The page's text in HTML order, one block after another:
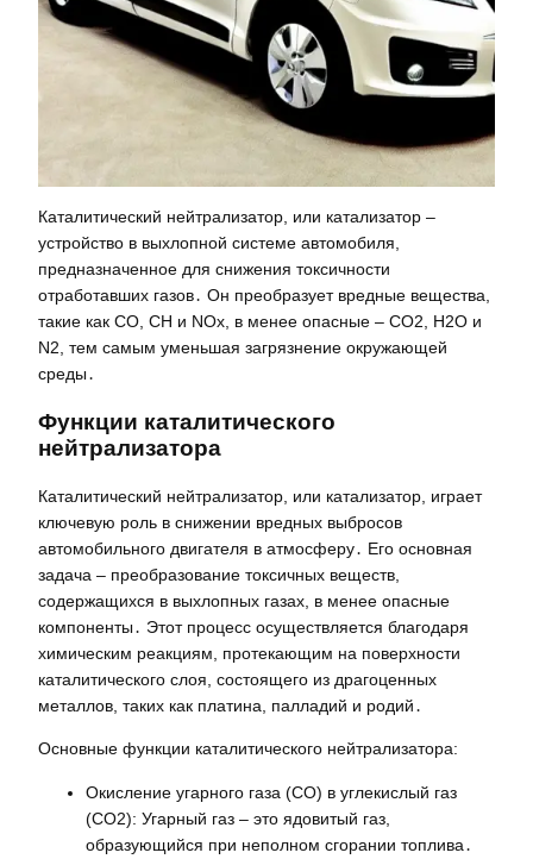
Каталитический нейтрализатор, или катализатор –
устройство в выхлопной системе автомобиля,
предназначенное для снижения токсичности
отработавших газов․ Он преобразует вредные вещества,
такие как CO, CH и NOx, в менее опасные – CO2, H2O и
N2, тем самым уменьшая загрязнение окружающей
среды․
Функции каталитического
нейтрализатора
Каталитический нейтрализатор, или катализатор, играет
ключевую роль в снижении вредных выбросов
автомобильного двигателя в атмосферу․ Его основная
задача – преобразование токсичных веществ,
содержащихся в выхлопных газах, в менее опасные
компоненты․ Этот процесс осуществляется благодаря
химическим реакциям, протекающим на поверхности
каталитического слоя, состоящего из драгоценных
металлов, таких как платина, палладий и родий․
Основные функции каталитического нейтрализатора:
Окисление угарного газа (CO) в углекислый газ
(CO2): Угарный газ – это ядовитый газ,
образующийся при неполном сгорании топлива․